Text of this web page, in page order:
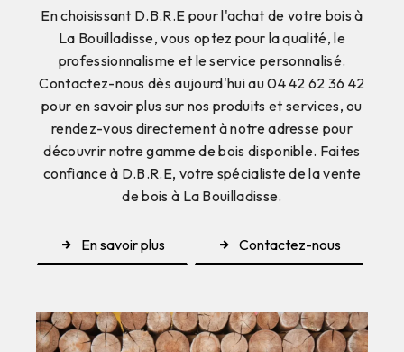
En choisissant D.B.R.E pour l'achat de votre bois à
La Bouilladisse, vous optez pour la qualité, le
professionnalisme et le service personnalisé.
Contactez-nous dès aujourd'hui au 04 42 62 36 42
pour en savoir plus sur nos produits et services, ou
rendez-vous directement à notre adresse pour
découvrir notre gamme de bois disponible. Faites
confiance à D.B.R.E, votre spécialiste de la vente
de bois à La Bouilladisse.
En savoir plus Contactez-nous